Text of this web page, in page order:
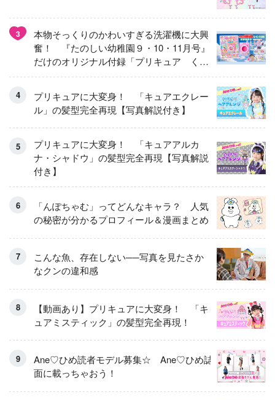
3
本物そっくりのかわいすぎる洗濯機に大興
奮！ 『たのしい幼稚園９・10・11月号』
だけのオリジナル付録「プリキュア くる
くるせんたくき」
プリキュアに大変身！ 「キュアエクレー
ル」の髪型完全再現【写真解説付き】
プリキュアに大変身！ 「キュアアルカ
ナ・シャドウ」の髪型完全再現【写真解説
付き】
「んぽちゃむ」ってどんなキャラ？ 人気
の秘密が分かるプロフィール＆漫画まとめ
こんな魚、存在しない──写真を見たさか
なクンの違和感
【動画あり】プリキュアに大変身！ 「キ
ュアミスティック」の髪型完全再現！
Ane♡ひめ読者モデル募集☆ Ane♡ひめ誌
面に載っちゃおう！